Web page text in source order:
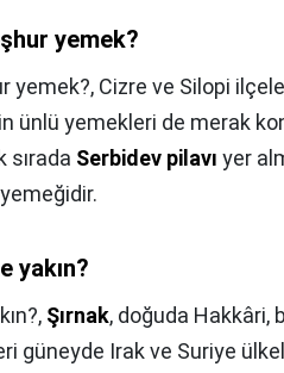
yemek?
yemek?, Cizre ve Silopi
ünlü yemekleri de merak
sırada Serbidev pilavı yer
yakın?
Şırnak, doğuda Hakkâri,
güneyde Irak ve Suriye